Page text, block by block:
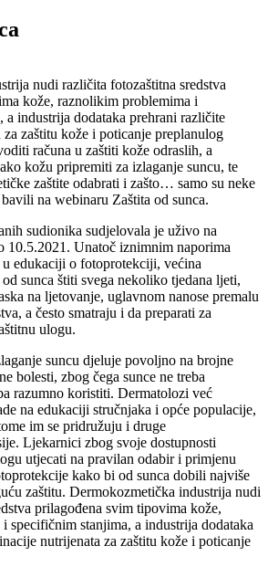
nudi različita fotozaštitna sredstva
kože, raznolikim problemima i
a industrija dodataka prehrani različite
zaštitu kože i poticanje preplanulog
računa u zaštiti kože odraslih, a
kožu pripremiti za izlaganje suncu, te
zaštite odabrati i zašto… samo su neke
na webinaru Zaštita od sunca.
sudionika sudjelovala je uživo na
10.5.2021. Unatoč iznimnim naporima
edukaciji o fotoprotekciji, većina
sunca štiti svega nekoliko tjedana ljeti,
na ljetovanje, uglavnom nanose premalu
a često smatraju i da preparati za
ulogu.
suncu djeluje povoljno na brojne
bolesti, zbog čega sunce ne treba
razumno koristiti. Dermatolozi već
na edukaciji stručnjaka i opće populacije,
im se pridružuju i druge
Ljekarnici zbog svoje dostupnosti
utjecati na pravilan odabir i primjenu
kako bi od sunca dobili najviše
zaštitu. Dermokozmetička industrija nudi
prilagođena svim tipovima kože,
specifičnim stanjima, a industrija dodataka
nutrijenata za zaštitu kože i poticanje